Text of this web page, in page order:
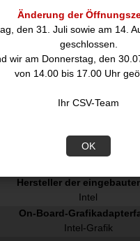
Änderung der
den 31. Juli sowie am 14.
geschlossen.
wir am Donnerstag, den
von 14.00 bis 17.00 Uhr
Ihr CSV-Team
OK
M.2 SSD- Größe:
2280 22 x 80 mm
Grafik
Separater
Nein
Nicht verfügbar
Eingebautes
Hersteller der
Intel
On-Board-
Intel-Grafik